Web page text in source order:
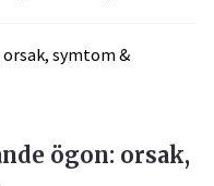
ögon: orsak,